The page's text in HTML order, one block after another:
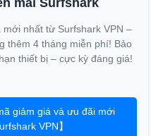
nhất từ Surfshark VPN –
thêm 4 tháng miễn phí! Bảo
thiết bị – cực kỳ đáng giá!
giảm giá và ưu đãi mới
VPN】